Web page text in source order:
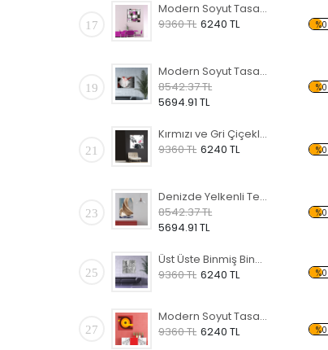
17
Modern Soyut Tasarım 6 Temalı Kanvas Tablo
9360 TL 6240 TL %0
19
Modern Soyut Tasarım 4 Temalı Kanvas Tablo
8542.37 TL
5694.91 TL
%0
21
Kırmızı ve Gri Çiçekler Temalı Kanvas Tablo
9360 TL 6240 TL %0
23
Denizde Yelkenli Temalı Kanvas Tablo
8542.37 TL
5694.91 TL
%0
25
Üst Üste Binmiş Binalar Temalı Kanvas Tablo
9360 TL 6240 TL %0
27
Modern Soyut Tasarım 1Temalı Kanvas Tablo
9360 TL 6240 TL %0